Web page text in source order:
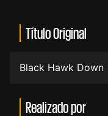
Título Original
Black Hawk Down
Realizado por